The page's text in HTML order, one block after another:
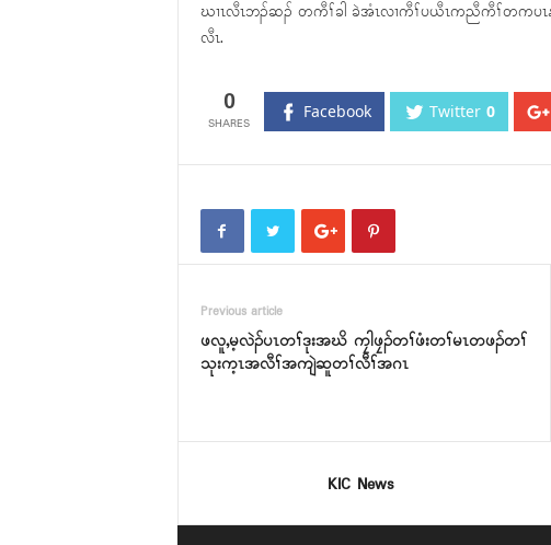
ဃၢၤလီၤဘၣ်ဆၣ် တကီၢ်ခါ ခဲအံၤလၢကီၢ်ပယီၤကညီကီၢ်တကပ
လီၤ.
0 Facebook Twitter 0
Previous article
ဖလူ,မ့လဲၣ်ပၤတၢ်ဒုးအဃိ ကၠါဖၠၣ်တၢ်ဖံးတၢ်မၤတဖၣ်တၢ်
သုးက့ၤအလီၢ်အကျဲဆူတၢ်လီၢ်အဂၤ
KIC News